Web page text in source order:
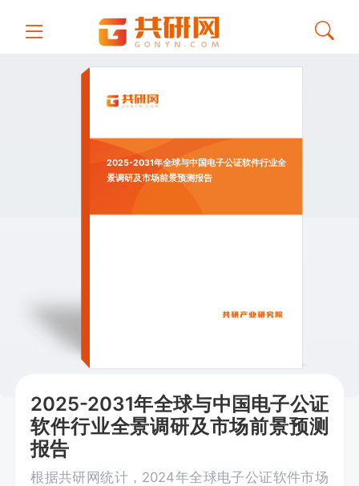
2025-2031年全球与中国电子公证软件行业全
景调研及市场前景预测报告
2025-2031年全球与中国电子公证
软件行业全景调研及市场前景预测
报告
根据共研网统计，2024年全球电子公证软件市场